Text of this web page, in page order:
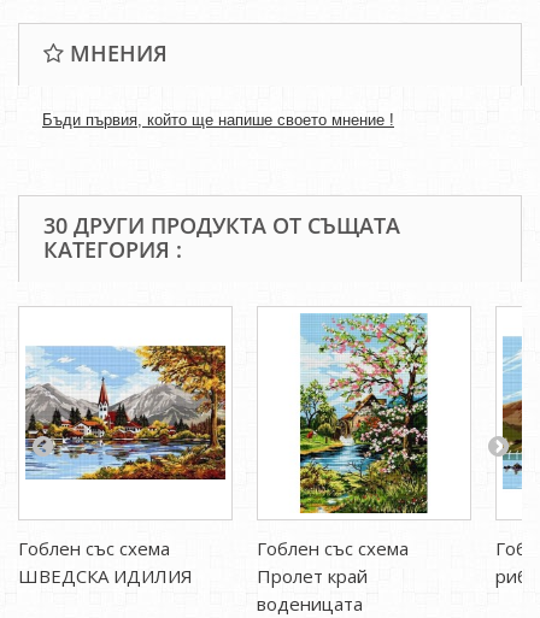
МНЕНИЯ
Бъди първия, който ще напише своето мнение !
30 ДРУГИ ПРОДУКТА ОТ СЪЩАТА
КАТЕГОРИЯ :
Гоблен със схема
ШВЕДСКА ИДИЛИЯ
Гоблен със схема
Пролет край
воденицата